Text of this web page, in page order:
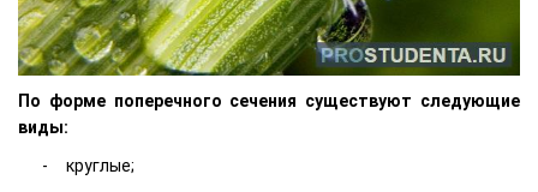
По форме поперечного сечения существуют следующие
виды:
круглые;